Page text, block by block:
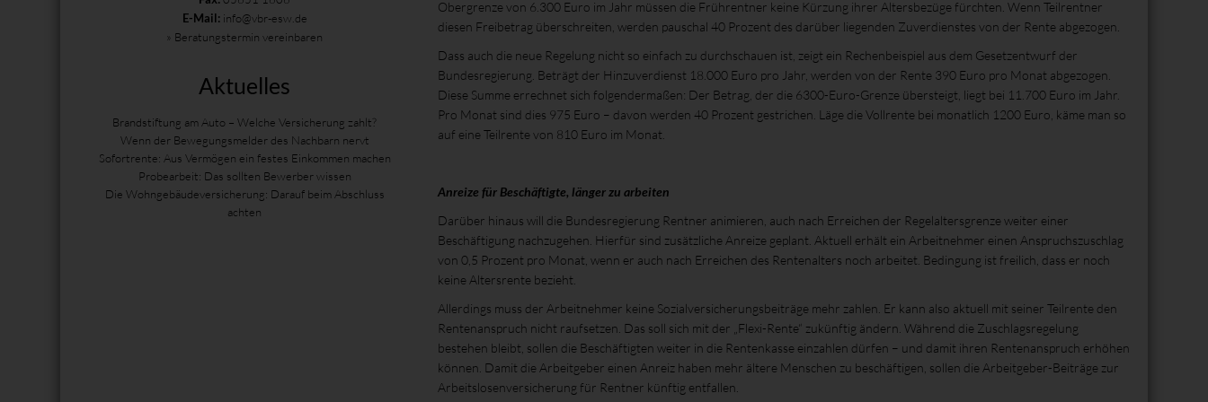
Obergrenze von 6.300 Euro im Jahr müssen die Frührentner keine Kürzung ihrer Altersbezüge fürchten. Wenn Teilrentner
diesen Freibetrag überschreiten, werden pauschal 40 Prozent des darüber liegenden Zuverdienstes von der Rente abgezogen.
Dass auch die neue Regelung nicht so einfach zu durchschauen ist, zeigt ein Rechenbeispiel aus dem Gesetzentwurf der
Bundesregierung. Beträgt der Hinzuverdienst 18.000 Euro pro Jahr, werden von der Rente 390 Euro pro Monat abgezogen.
Diese Summe errechnet sich folgendermaßen: Der Betrag, der die 6300-Euro-Grenze übersteigt, liegt bei 11.700 Euro im Jahr.
Pro Monat sind dies 975 Euro – davon werden 40 Prozent gestrichen. Läge die Vollrente bei monatlich 1200 Euro, käme man so
auf eine Teilrente von 810 Euro im Monat.
Anreize für Beschäftigte, länger zu arbeiten
Darüber hinaus will die Bundesregierung Rentner animieren, auch nach Erreichen der Regelaltersgrenze weiter einer
Beschäftigung nachzugehen. Hierfür sind zusätzliche Anreize geplant. Aktuell erhält ein Arbeitnehmer einen Anspruchszuschlag
von 0,5 Prozent pro Monat, wenn er auch nach Erreichen des Rentenalters noch arbeitet. Bedingung ist freilich, dass er noch
keine Altersrente bezieht.
Allerdings muss der Arbeitnehmer keine Sozialversicherungsbeiträge mehr zahlen. Er kann also aktuell mit seiner Teilrente den
Rentenanspruch nicht raufsetzen. Das soll sich mit der „Flexi-Rente“ zukünftig ändern. Während die Zuschlagsregelung
bestehen bleibt, sollen die Beschäftigten weiter in die Rentenkasse einzahlen dürfen – und damit ihren Rentenanspruch erhöhen
können. Damit die Arbeitgeber einen Anreiz haben mehr ältere Menschen zu beschäftigen, sollen die Arbeitgeber-Beiträge zur
Arbeitslosenversicherung für Rentner künftig entfallen.
E-Mail: info@vbr-esw.de
» Beratungstermin vereinbaren
Aktuelles
Brandstiftung am Auto – Welche Versicherung zahlt?
Wenn der Bewegungsmelder des Nachbarn nervt
Sofortrente: Aus Vermögen ein festes Einkommen machen
Probearbeit: Das sollten Bewerber wissen
Die Wohngebäudeversicherung: Darauf beim Abschluss
achten